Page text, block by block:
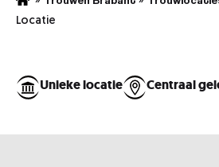
Locatie
Unieke locatie Centraal